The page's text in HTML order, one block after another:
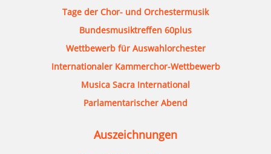
Tage der Chor- und Orchestermusik
Bundesmusiktreffen 60plus
Wettbewerb für Auswahlorchester
Internationaler Kammerchor-Wettbewerb
Musica Sacra International
Parlamentarischer Abend
Auszeichnungen